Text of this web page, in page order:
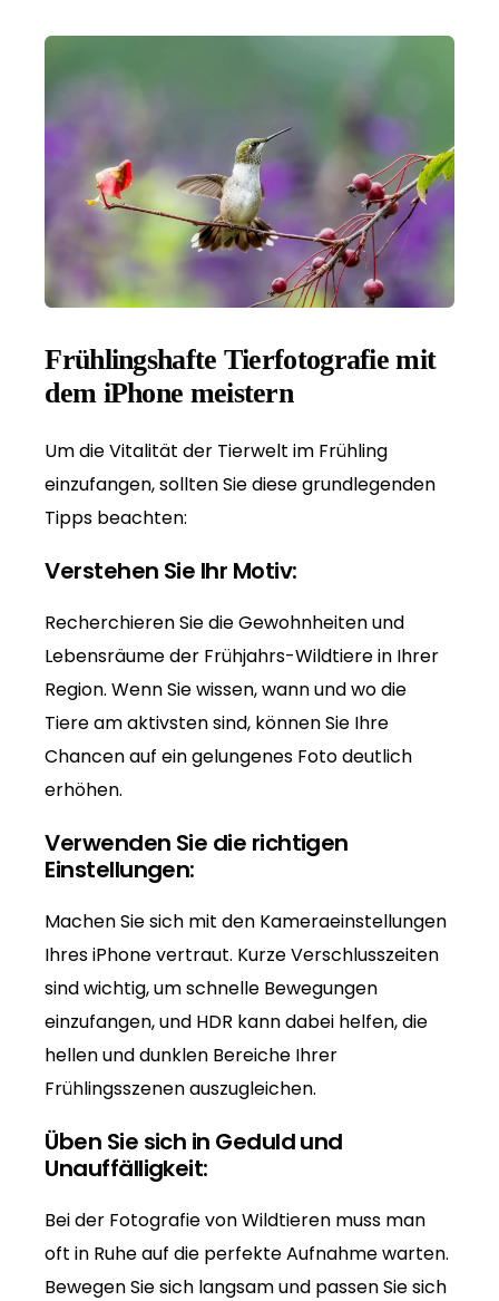
Frühlingshafte Tierfotografie mit
dem iPhone meistern
Um die Vitalität der Tierwelt im Frühling
einzufangen, sollten Sie diese grundlegenden
Tipps beachten:
Verstehen Sie Ihr Motiv:
Recherchieren Sie die Gewohnheiten und
Lebensräume der Frühjahrs-Wildtiere in Ihrer
Region. Wenn Sie wissen, wann und wo die
Tiere am aktivsten sind, können Sie Ihre
Chancen auf ein gelungenes Foto deutlich
erhöhen.
Verwenden Sie die richtigen
Einstellungen:
Machen Sie sich mit den Kameraeinstellungen
Ihres iPhone vertraut. Kurze Verschlusszeiten
sind wichtig, um schnelle Bewegungen
einzufangen, und HDR kann dabei helfen, die
hellen und dunklen Bereiche Ihrer
Frühlingsszenen auszugleichen.
Üben Sie sich in Geduld und
Unauffälligkeit:
Bei der Fotografie von Wildtieren muss man
oft in Ruhe auf die perfekte Aufnahme warten.
Bewegen Sie sich langsam und passen Sie sich